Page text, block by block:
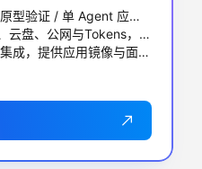
适合个人开发者 / 原型验证 / 单 Agent 应用 / 中小 RAG 问答等
打包vCPU、内存、云盘、公网与Tokens，一步到位
与热门AI应用深度集成，提供应用镜像与面板，开箱即用